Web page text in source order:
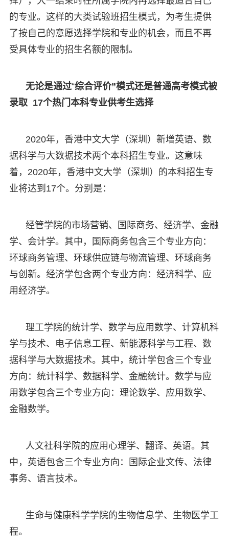
的专业。这样的大类试验班招生模式，为考生提供
了按自己的意愿选择学院和专业的机会，而且不再
受具体专业的招生名额的限制。
无论是通过“综合评价”模式还是普通高考模式被
录取 17个热门本科专业供考生选择
2020年，香港中文大学（深圳）新增英语、数
据科学与大数据技术两个本科招生专业。这意味
着，2020年，香港中文大学（深圳）的本科招生专
业将达到17个。分别是：
经管学院的市场营销、国际商务、经济学、金融
学、会计学。其中，国际商务包含三个专业方向：
环球商务管理、环球供应链与物流管理、环球商务
与创新。经济学包含两个专业方向：经济科学、应
用经济学。
理工学院的统计学、数学与应用数学、计算机科
学与技术、电子信息工程、新能源科学与工程、数
据科学与大数据技术。其中，统计学包含三个专业
方向：统计科学、数据科学、金融统计。数学与应
用数学包含三个专业方向：理论数学、应用数学、
金融数学。
人文社科学院的应用心理学、翻译、英语。其
中，英语包含三个专业方向：国际企业文传、法律
事务、语言技术。
生命与健康科学学院的生物信息学、生物医学工
程。